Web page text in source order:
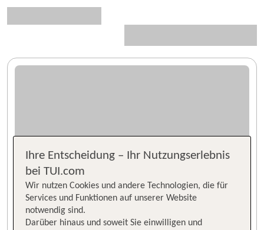
Ihre Entscheidung – Ihr Nutzungserlebnis
bei TUI.com
Wir nutzen Cookies und andere Technologien, die für
Services und Funktionen auf unserer Website
notwendig sind.
Darüber hinaus und soweit Sie einwilligen und